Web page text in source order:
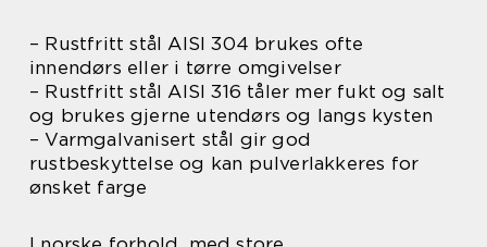
– Rustfritt stål AISI 304 brukes ofte
innendørs eller i tørre omgivelser
– Rustfritt stål AISI 316 tåler mer fukt og salt
og brukes gjerne utendørs og langs kysten
– Varmgalvanisert stål gir god
rustbeskyttelse og kan pulverlakkeres for
ønsket farge